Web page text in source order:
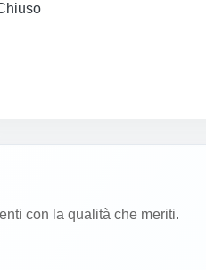
con la qualità che meriti.